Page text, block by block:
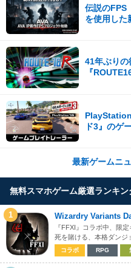
伝説の
を使用した
41年ぶりの
『
ド3』のゲ
最新ゲームニ
無料スマホゲーム厳選ランキン
1 Wizardry Variants
『FFXI』コラボ中、限
死を賭ける、本格ダンジ
コラボ RPG